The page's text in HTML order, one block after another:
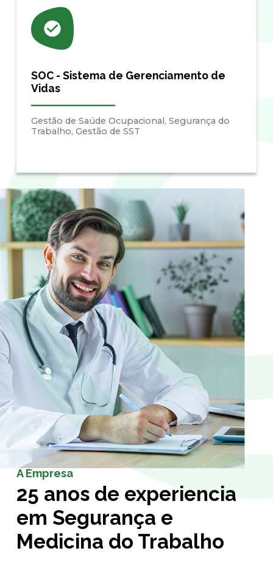
SOC - Sistema de Gerenciamento de
Vidas
Gestão de Saúde Ocupacional, Segurança do
Trabalho, Gestão de SST
A Empresa
25 anos de experiencia
em Segurança e
Medicina do Trabalho